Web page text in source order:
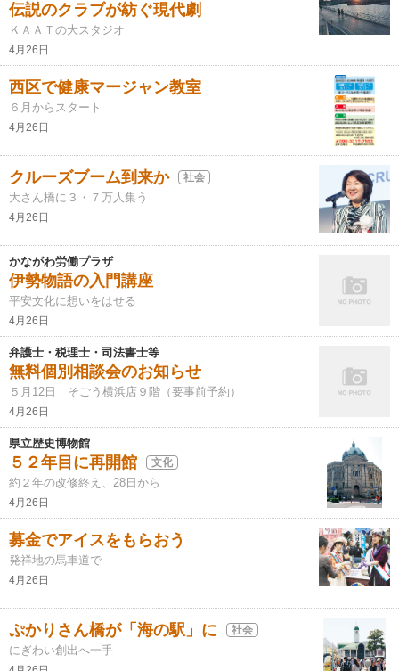
伝説のクラブが紡ぐ現代劇
ＫＡＡＴの大スタジオ
4月26日
西区で健康マージャン教室
６月からスタート
4月26日
クルーズブーム到来か 社会
大さん橋に３・７万人集う
4月26日
かながわ労働プラザ
伊勢物語の入門講座
平安文化に想いをはせる
4月26日
弁護士・税理士・司法書士等
無料個別相談会のお知らせ
５月12日 そごう横浜店９階（要事前予約）
4月26日
県立歴史博物館
５２年目に再開館 文化
約２年の改修終え、28日から
4月26日
募金でアイスをもらおう
発祥地の馬車道で
4月26日
ぷかりさん橋が「海の駅」に 社会
にぎわい創出へ一手